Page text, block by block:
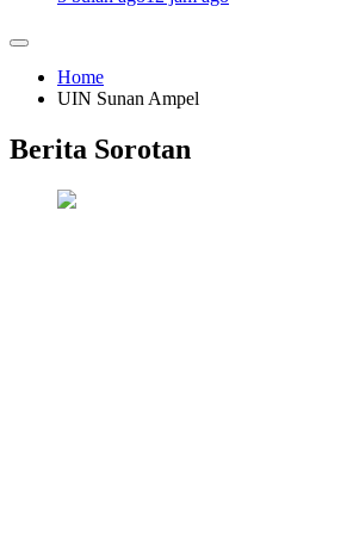
Home
UIN Sunan Ampel
Berita Sorotan